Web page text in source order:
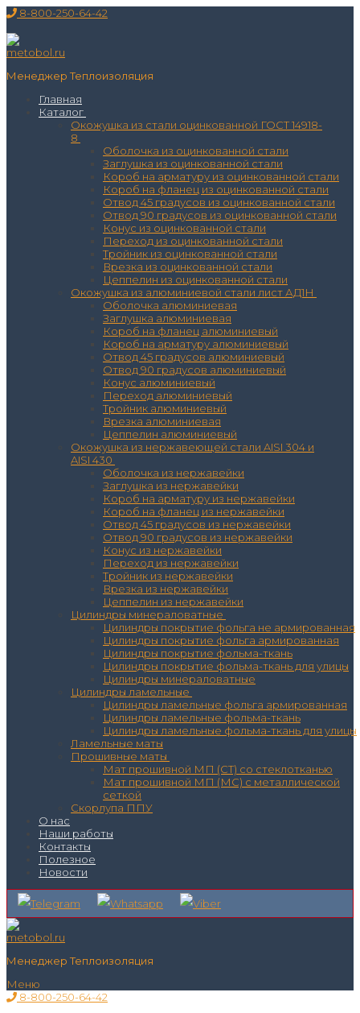
Перейти
содержимому
Меню
Закрыть
8-800-250-64-42
Менеджер Теплоизоляция
Главная
Каталог
Окожушка из стали оцинкованной ГОСТ 14918-
8
Оболочка из оцинкованной стали
Заглушка из оцинкованной стали
Короб на арматуру из оцинкованной стали
Короб на фланец из оцинкованной стали
Отвод 45 градусов из оцинкованной стали
Отвод 90 градусов из оцинкованной стали
Конус из оцинкованной стали
Переход из оцинкованной стали
Тройник из оцинкованной стали
Врезка из оцинкованной стали
Цеппелин из оцинкованной стали
Окожушка из алюминиевой стали лист АД1Н
Оболочка алюминиевая
Заглушка алюминиевая
Короб на фланец алюминиевый
Короб на арматуру алюминиевый
Отвод 45 градусов алюминиевый
Отвод 90 градусов алюминиевый
Конус алюминиевый
Переход алюминиевый
Тройник алюминиевый
Врезка алюминиевая
Цеппелин алюминиевый
Окожушка из нержавеющей стали AISI 304 и
AISI 430
Оболочка из нержавейки
Заглушка из нержавейки
Короб на арматуру из нержавейки
Короб на фланец из нержавейки
Отвод 45 градусов из нержавейки
Отвод 90 градусов из нержавейки
Конус из нержавейки
Переход из нержавейки
Тройник из нержавейки
Врезка из нержавейки
Цеппелин из нержавейки
Цилиндры минераловатные
Цилиндры покрытие фольга не армированная
Цилиндры покрытие фольга армированная
Цилиндры покрытие фольма-ткань
Цилиндры покрытие фольма-ткань для улицы
Цилиндры минераловатные
Цилиндры ламельные
Цилиндры ламельные фольга армированная
Цилиндры ламельные фольма-ткань
Цилиндры ламельные фольма-ткань для улицы
Ламельные маты
Прошивные маты
Мат прошивной МП (СТ) со стеклотканью
Мат прошивной МП (МС) с металлической
сеткой
Скорлупа ППУ
О нас
Наши работы
Контакты
Полезное
Новости
Менеджер Теплоизоляция
Меню
8-800-250-64-42